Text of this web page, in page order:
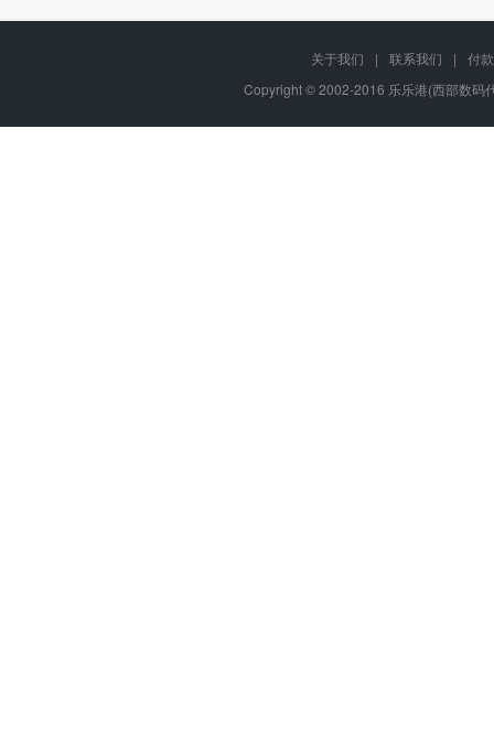
关于我们 | 联系我们 |
付
Copyright © 2002-2016 乐乐港(西部数